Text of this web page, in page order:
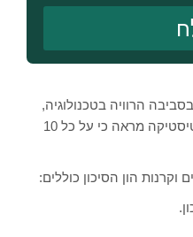
הרוויה בטכנולוגיה,
התמחות, ידע וממון. ועדיין הסטטיסטיקה מראה כי על כל 10
הון הסיכון כוללים: